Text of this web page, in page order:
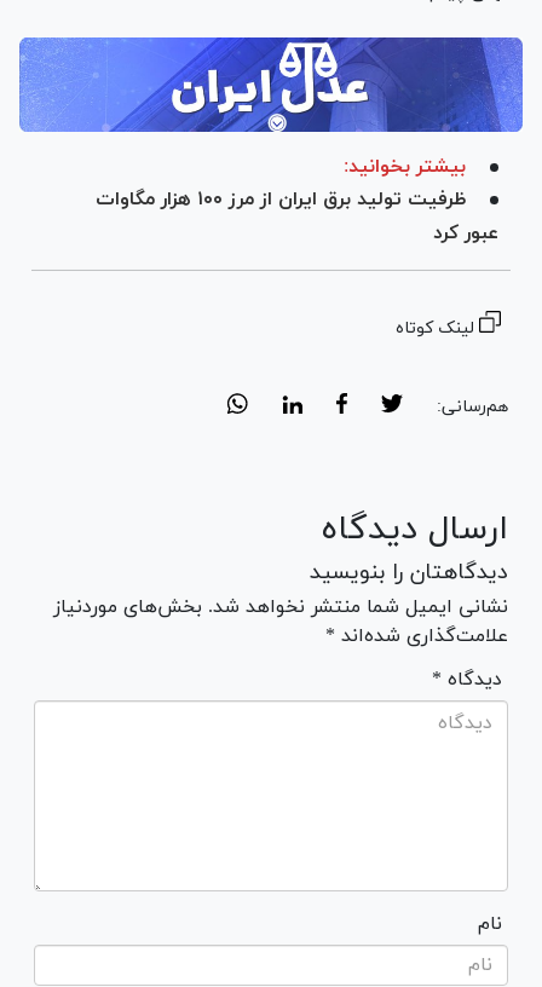
بیشتر بخوانید:
ظرفیت تولید برق ایران از مرز ۱۰۰ هزار مگاوات
عبور کرد
لینک کوتاه
هم‌رسانی:
ارسال دیدگاه
دیدگاهتان را بنویسید
نشانی ایمیل شما منتشر نخواهد شد. بخش‌های موردنیاز
علامت‌گذاری شده‌اند *
* دیدگاه
نام